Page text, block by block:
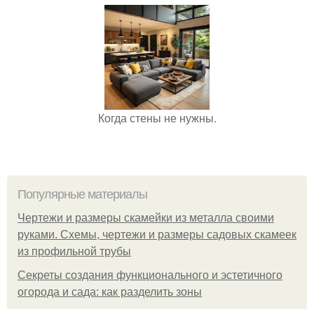
Когда стены не нужны.
Популярные материалы
Чертежи и размеры скамейки из металла своими
руками. Схемы, чертежи и размеры садовых скамеек
из профильной трубы
Секреты создания функционального и эстетичного
огорода и сада: как разделить зоны